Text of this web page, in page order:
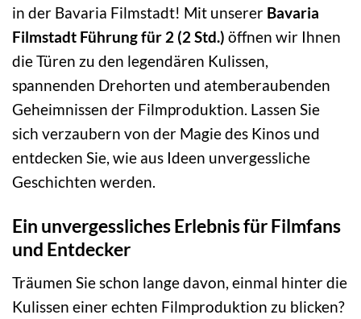
in der Bavaria Filmstadt! Mit unserer Bavaria
Filmstadt Führung für 2 (2 Std.) öffnen wir Ihnen
die Türen zu den legendären Kulissen,
spannenden Drehorten und atemberaubenden
Geheimnissen der Filmproduktion. Lassen Sie
sich verzaubern von der Magie des Kinos und
entdecken Sie, wie aus Ideen unvergessliche
Geschichten werden.
Ein unvergessliches Erlebnis für Filmfans
und Entdecker
Träumen Sie schon lange davon, einmal hinter die
Kulissen einer echten Filmproduktion zu blicken?